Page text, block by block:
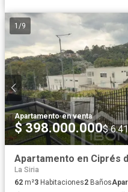
1 /9
Apartamento·en venta
$ 398.000.000$
Apartamento en Ciprés
La Siria
62 m²3 Habitaciones2 Baños